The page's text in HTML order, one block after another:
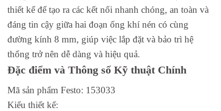
thiết kế để tạo ra các kết nối nhanh chóng, an toàn và
đáng tin cậy giữa hai đoạn ống khí nén có cùng
đường kính 8 mm, giúp việc lắp đặt và bảo trì hệ
thống trở nên dễ dàng và hiệu quả.
Đặc điểm và Thông số Kỹ thuật Chính
Mã sản phẩm Festo: 153033
Kiểu thiết kế: